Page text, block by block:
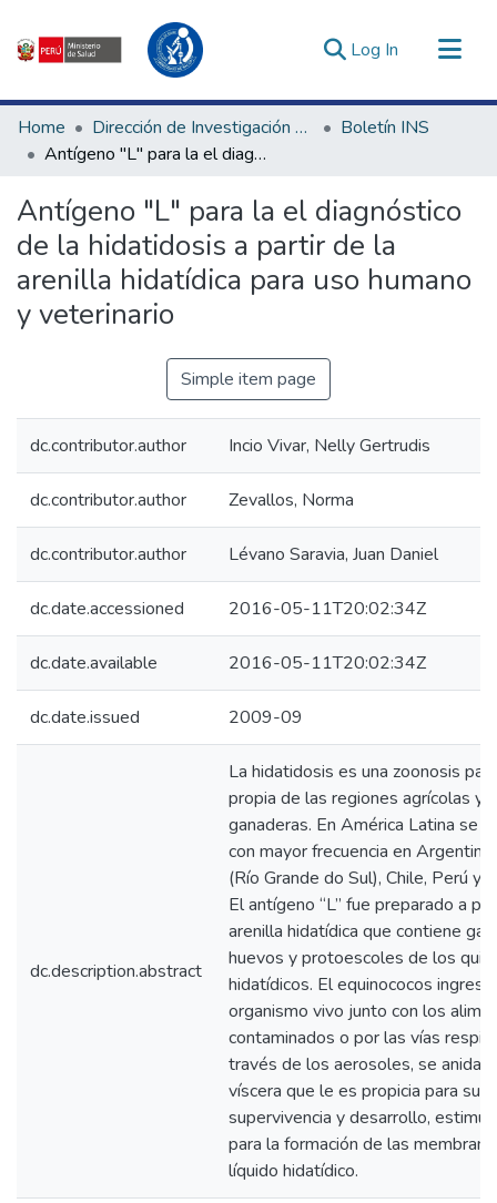
Log In (current)
Communities & Collections
All of DSpace
Estadísticas Externas
Enlaces de interés ▾
Home Dirección de Investigación e Innovación en Salud
Boletín INS
Antígeno "L" para la el diagnóstico de la hidatidosis a partir de la arenilla hidatídica para uso humano y veterinario
Antígeno "L" para la el diagnóstico
de la hidatidosis a partir de la
arenilla hidatídica para uso humano
y veterinario
Simple item page
dc.contributor.author Incio Vivar, Nelly Gertrudis
dc.contributor.author Zevallos, Norma
dc.contributor.author Lévano Saravia, Juan Daniel
dc.date.accessioned 2016-05-11T20:02:34Z
dc.date.available 2016-05-11T20:02:34Z
dc.date.issued 2009-09
dc.description.abstract
La hidatidosis es una zoonosis
propia de las regiones agrícolas y
ganaderas. En América Latina se
con mayor frecuencia en
(Río Grande do Sul), Chile, Perú y
El antígeno “L” fue preparado a
arenilla hidatídica que contiene
huevos y protoescoles de los
hidatídicos. El equinococos ingresa
organismo vivo junto con los
contaminados o por las vías
través de los aerosoles, se anida
víscera que le es propicia para su
supervivencia y desarrollo,
para la formación de las
líquido hidatídico.